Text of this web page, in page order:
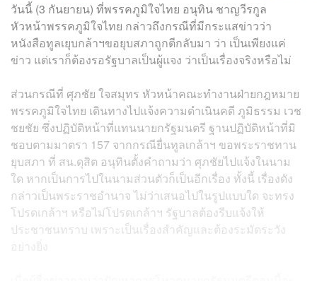
วันนี้ (3 กันยายน) ที่พรรคภูมิใจไทย อนุทิน ชาญวีรกูล
หัวหน้าพรรคภูมิใจไทย กล่าวถึงกรณีที่มีกระแสข่าวว่า
หนังสือทูลเยุบกล้าฯขอยุบสภาถูกตีกลับมา ว่า เป็นเพียงแค่
ข่าว แต่เราก็ต้องรอรัฐบาลเป็นผู้แจง ว่าเป็นเรื่องจริงหรือไม่
ส่วนกรณีที่ ศุภชัย ใจสมุทร หัวหน้าคณะทำงานฝ่ายกฎหมาย
พรรคภูมิใจไทย เดินทางไปแจ้งความดำเนินคดี ภูมิธรรม เวช
ชยชัย ซึ่งปฏิบัติหน้าที่แทนนายกรัฐมนตรี ฐานปฏิบัติหน้าที่มิ
ชอบตามมาตรา 157 จากกรณียื่นทูลเกล้าฯ ขอพระราชทาน
ยุบสภา ที่ สน.ดุสิต อนุทินตั้งคำถามว่า ศุภชัยไปแจ้งในนาม
ใด หากเป็นการไปในนามส่วนตัวก็เป็นอีกเรื่อง ทั้งนี้ เรื่องดัง
กล่าวเป็นพระราชอำนาจ ไม่ว่าเสนอไปในรูปแบบใด จะทรง
โปรดเกล้าฯ หรือไม่โปรดเกล้าฯ รัฐบาลต้องรีบแจ้งให้
ประชาชนทราบ เพราะเป็นเรื่องสำคัญและต้องระมัดระวัง
อย่างยิ่ง